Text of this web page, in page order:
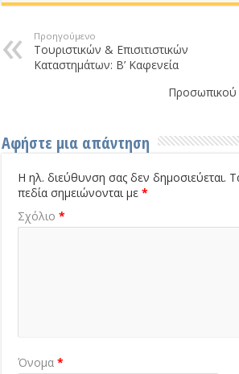
Προηγούμενο
Τουριστικών & Επισιτιστικών
Καταστημάτων: Β’ Καφενεία
Προσωπικού
Αφήστε μια απάντηση
Η ηλ. διεύθυνση σας δεν δημοσιεύεται.
πεδία σημειώνονται με*
Σχόλιο*
Όνομα*